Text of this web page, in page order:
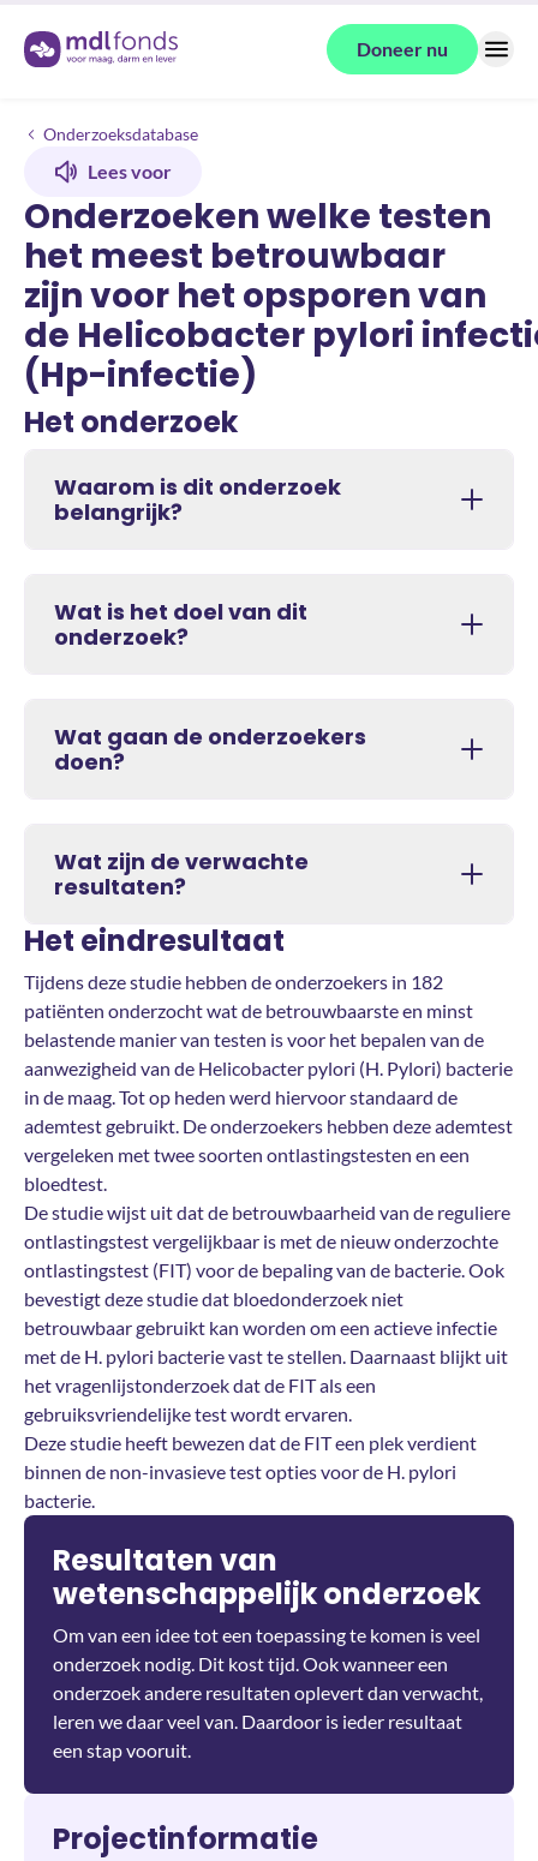
Terug naar de homepage Doneer nu
Onderzoeken
Onderzoeksdatabase
Onderzoeken welke testen het meest betrouwbaar zijn voor het
Lees voor
Onderzoeken welke testen
het meest betrouwbaar
zijn voor het opsporen van
de Helicobacter pylori
(Hp-infectie)
Het onderzoek
Waarom is dit onderzoek
belangrijk?
Wat is het doel van dit
onderzoek?
Wat gaan de onderzoekers
doen?
Wat zijn de verwachte
resultaten?
Het eindresultaat
Tijdens deze studie hebben de onderzoekers in 182
patiënten onderzocht wat de betrouwbaarste en minst
belastende manier van testen is voor het bepalen van de
aanwezigheid van de Helicobacter pylori (H. Pylori) bacterie
in de maag. Tot op heden werd hiervoor standaard de
ademtest gebruikt. De onderzoekers hebben deze ademtest
vergeleken met twee soorten ontlastingstesten en een
bloedtest.
De studie wijst uit dat de betrouwbaarheid van de reguliere
ontlastingstest vergelijkbaar is met de nieuw onderzochte
ontlastingstest (FIT) voor de bepaling van de bacterie. Ook
bevestigt deze studie dat bloedonderzoek niet
betrouwbaar gebruikt kan worden om een actieve infectie
met de H. pylori bacterie vast te stellen. Daarnaast blijkt uit
het vragenlijstonderzoek dat de FIT als een
gebruiksvriendelijke test wordt ervaren.
Deze studie heeft bewezen dat de FIT een plek verdient
binnen de non-invasieve test opties voor de H. pylori
bacterie.
Resultaten van
wetenschappelijk onderzoek
Om van een idee tot een toepassing te komen is veel
onderzoek nodig. Dit kost tijd. Ook wanneer een
onderzoek andere resultaten oplevert dan verwacht,
leren we daar veel van. Daardoor is ieder resultaat
een stap vooruit.
Projectinformatie